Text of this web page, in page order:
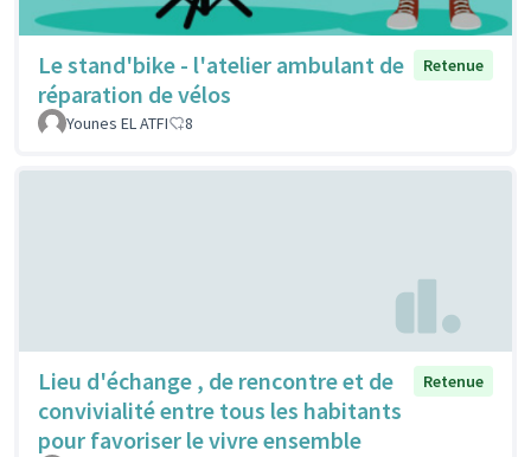
Le stand'bike - l'atelier ambulant de
réparation de vélos
Retenue
Younes EL ATFI 8
Lieu d'échange , de rencontre et de
convivialité entre tous les habitants
pour favoriser le vivre ensemble
Retenue